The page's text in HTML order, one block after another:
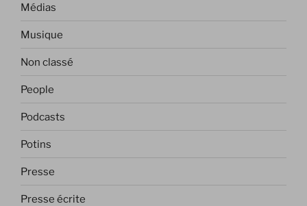
Médias
Musique
Non classé
People
Podcasts
Potins
Presse
Presse écrite